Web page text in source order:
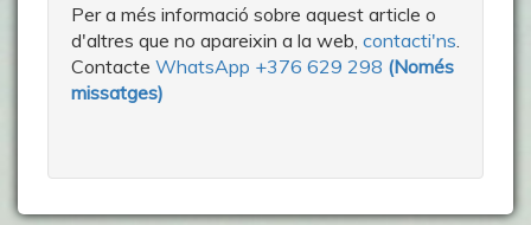
Per a més informació sobre aquest article o
d'altres que no apareixin a la web, contacti'ns
Contacte WhatsApp +376 629 298 (Només
missatges)